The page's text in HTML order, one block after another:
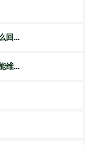
回...
维...